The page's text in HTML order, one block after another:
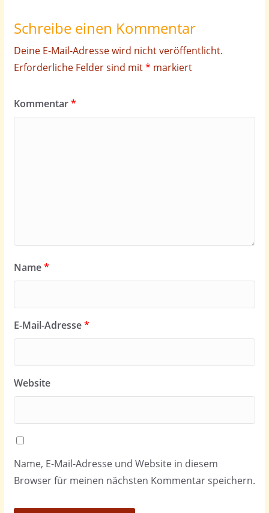
Schreibe einen Kommentar
Deine E-Mail-Adresse wird nicht veröffentlicht.
Erforderliche Felder sind mit* markiert
Kommentar*
Name*
E-Mail-Adresse*
Website
Name, E-Mail-Adresse und Website in diesem
Browser für meinen nächsten Kommentar speichern.